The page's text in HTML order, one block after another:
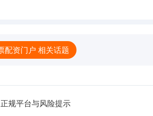
配资门户 相关话题
规平台与风险提示